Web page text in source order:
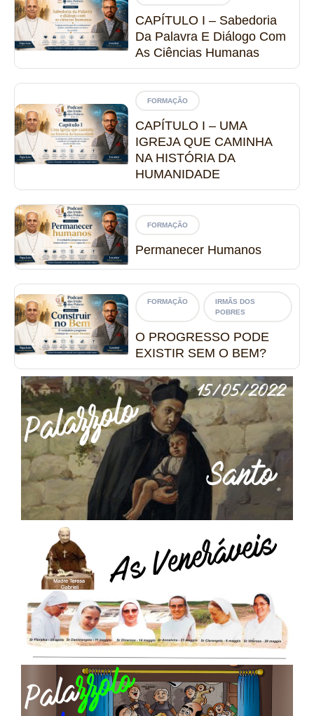
CAPÍTULO I – Sabedoria
Da Palavra E Diálogo Com
As Ciências Humanas
FORMAÇÃO
CAPÍTULO I – UMA
IGREJA QUE CAMINHA
NA HISTÓRIA DA
HUMANIDADE
FORMAÇÃO
Permanecer Humanos
FORMAÇÃO
IRMÃS DOS
POBRES
O PROGRESSO PODE
EXISTIR SEM O BEM?